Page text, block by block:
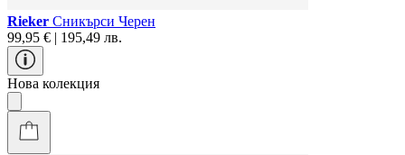
Rieker Сникърси Черен
99,95 € | 195,49 лв.
Нова колекция